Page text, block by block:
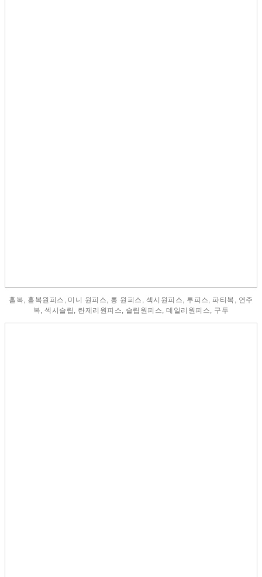
홀복, 홀복원피스, 미니 원피스, 롱 원피스, 섹시원피스, 투피스, 파티복, 연주
복, 섹시슬립, 란제리원피스, 슬립원피스, 데일리원피스, 구두